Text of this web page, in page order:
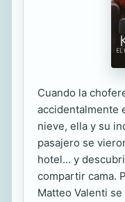
Cuando la
accidentalmente
nieve, ella y su
pasajero se
hotel... y
compartir cama.
Matteo Valenti